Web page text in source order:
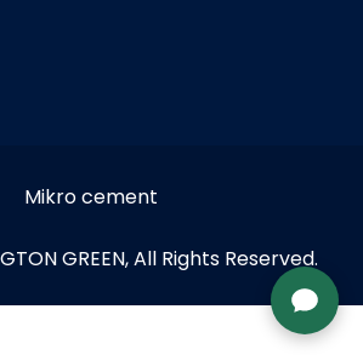
Mikro cement
GREEN, All Rights Reserved.